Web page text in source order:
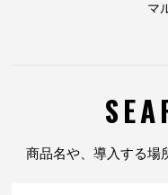
マ
商品名や、導入する場